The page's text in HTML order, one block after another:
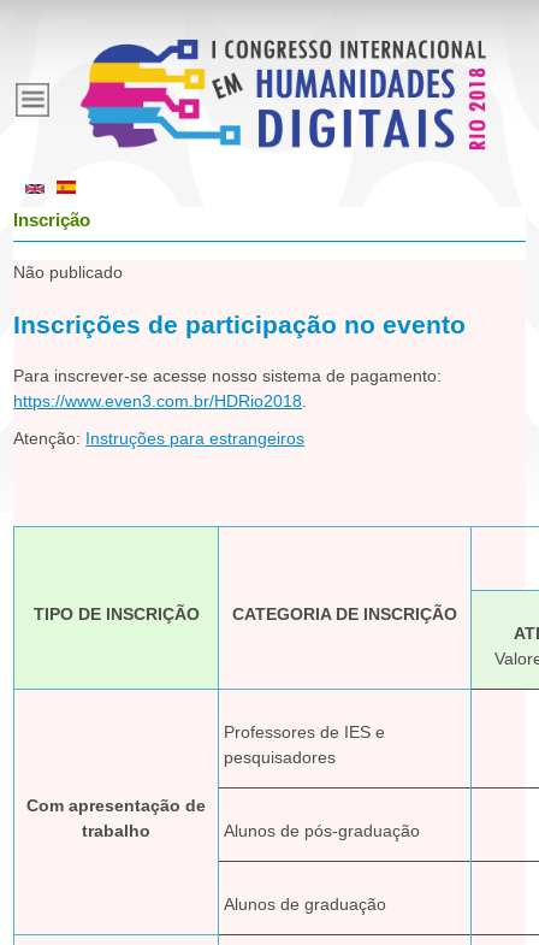
E
e
n
t
o
F
G
Inscrição
Não publicado
Inscrições de participação no evento
Para inscrever-se acesse nosso sistema de pagamento:
https://www.even3.com.br/HDRio2018.
Atenção: Instruções para estrangeiros
TIPO DE INSCRIÇÃO
CATEGORIA DE INSCRIÇÃO
Com apresentação de
trabalho
Professores de IES e
pesquisadores
Alunos de pós-graduação
Alunos de graduação